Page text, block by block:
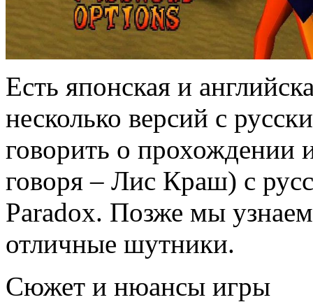
Есть японская и
несколько версий с
говорить о прохождении
говоря – Лис Краш) с
Paradox. Позже мы
отличные шутники.
Сюжет и нюансы игры